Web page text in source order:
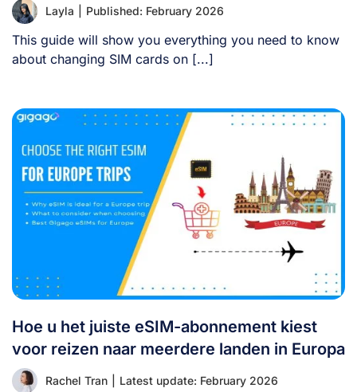
Layla Published: February 2026
This guide will show you everything you need to know
about changing SIM cards on [...]
Hoe u het juiste eSIM-abonnement kiest
voor reizen naar meerdere landen in Europa
Rachel Tran Latest update: February 2026